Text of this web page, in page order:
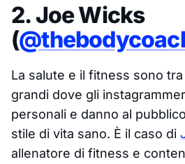
2. Joe Wicks
(
La salute e il fitness sono
grandi dove gli
personali e danno al
stile di vita sano. È il caso di
allenatore di fitness e